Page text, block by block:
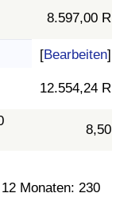
8.597,00 R
[Bearbeiten]
12.554,24 R
8,50
Monaten: 230